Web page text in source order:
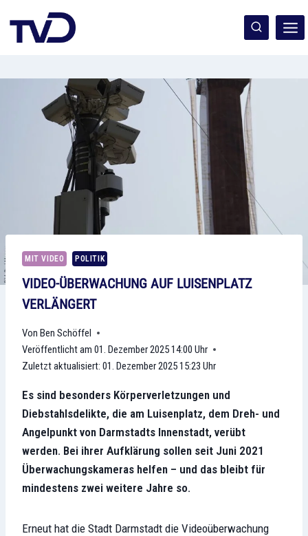
Inhalt
springen
MIT VIDEO POLITIK
VIDEO-ÜBERWACHUNG AUF LUISENPLATZ
VERLÄNGERT
Ben Schöffel
Veröffentlicht am 01. Dezember 2025 14:00 Uhr
Zuletzt aktualisiert: 01. Dezember 2025 15:23 Uhr
Es sind besonders Körperverletzungen und
Diebstahlsdelikte, die am Luisenplatz, dem Dreh- und
Angelpunkt von Darmstadts Innenstadt, verübt
werden. Bei ihrer Aufklärung sollen seit Juni 2021
Überwachungskameras helfen – und das bleibt für
mindestens zwei weitere Jahre so.
Erneut hat die Stadt Darmstadt die Videoüberwachung